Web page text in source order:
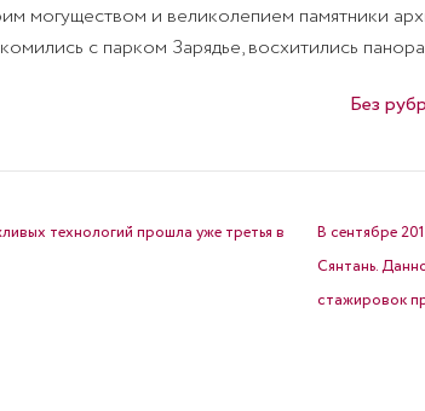
могуществом и великолепием памятники
с парком Зарядье, восхитились
Без
технологий прошла уже третья в
В сентябре
Сянтань.
стажировок